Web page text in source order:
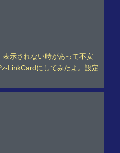
示されない時があって不安
LinkCardにしてみたよ。設定